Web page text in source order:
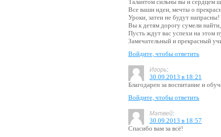
Талантом сильны вы и сердцем
Все ваши идеи, мечты о
Уроки, затеи не будут напрасны!
Вы к детям дорогу сумели найти,
Пусть ждут вас успехи на этом
Замечательный и прекрасный
Войдите, чтобы ответить
Игорь:
30.09.2013 в 18:21
Благодарен за воспитание и
Войдите, чтобы ответить
Матвей:
30.09.2013 в 18:57
Спасибо вам за всё!